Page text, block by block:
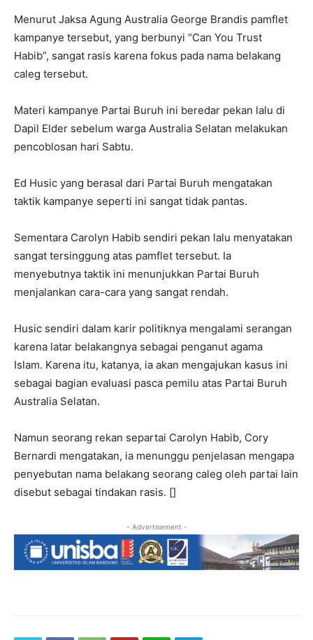
Menurut Jaksa Agung Australia George Brandis pamflet
kampanye tersebut, yang berbunyi “Can You Trust
Habib”, sangat rasis karena fokus pada nama belakang
caleg tersebut.
Materi kampanye Partai Buruh ini beredar pekan lalu di
Dapil Elder sebelum warga Australia Selatan melakukan
pencoblosan hari Sabtu.
Ed Husic yang berasal dari Partai Buruh mengatakan
taktik kampanye seperti ini sangat tidak pantas.
Sementara Carolyn Habib sendiri pekan lalu menyatakan
sangat tersinggung atas pamflet tersebut. Ia
menyebutnya taktik ini menunjukkan Partai Buruh
menjalankan cara-cara yang sangat rendah.
Husic sendiri dalam karir politiknya mengalami serangan
karena latar belakangnya sebagai penganut agama
Islam. Karena itu, katanya, ia akan mengajukan kasus ini
sebagai bagian evaluasi pasca pemilu atas Partai Buruh
Australia Selatan.
Namun seorang rekan separtai Carolyn Habib, Cory
Bernardi mengatakan, ia menunggu penjelasan mengapa
penyebutan nama belakang seorang caleg oleh partai lain
disebut sebagai tindakan rasis. []
- Advertisement -